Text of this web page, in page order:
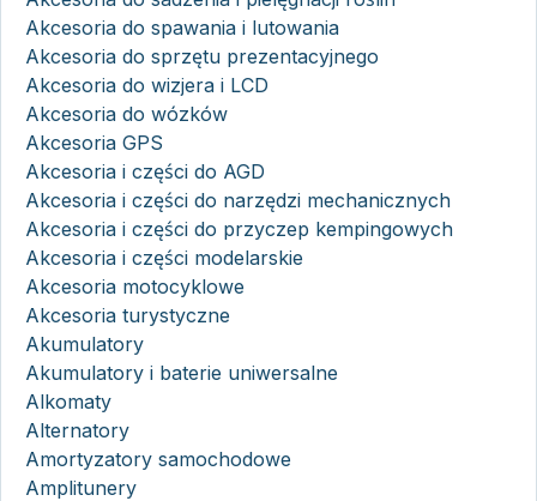
Akcesoria do spawania i lutowania
Akcesoria do sprzętu prezentacyjnego
Akcesoria do wizjera i LCD
Akcesoria do wózków
Akcesoria GPS
Akcesoria i części do AGD
Akcesoria i części do narzędzi mechanicznych
Akcesoria i części do przyczep kempingowych
Akcesoria i części modelarskie
Akcesoria motocyklowe
Akcesoria turystyczne
Akumulatory
Akumulatory i baterie uniwersalne
Alkomaty
Alternatory
Amortyzatory samochodowe
Amplitunery